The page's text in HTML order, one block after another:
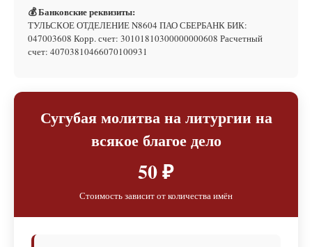
💰 Банковские реквизиты:
ТУЛЬСКОЕ ОТДЕЛЕНИЕ N8604 ПАО СБЕРБАНК БИК:
047003608 Корр. счет: 30101810300000000608 Расчетный
счет: 40703810466070100931
Сугубая молитва на литургии на
всякое благое дело
50 ₽
Стоимость зависит от количества имён